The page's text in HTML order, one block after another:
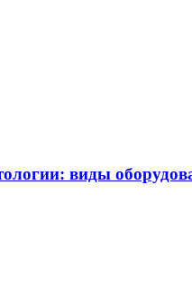
виды